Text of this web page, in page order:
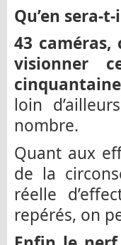
Qu’en sera-
43 caméras,
visionner
cinquantaine
loin
nombre.
Quant aux
de la
réelle
repérés, on